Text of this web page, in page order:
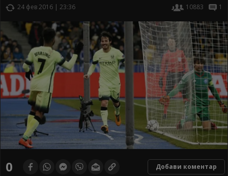
24 фев 2016 | 23:36 10883 1
0 Добави коментар